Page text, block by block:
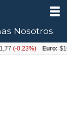
Nosotros
Euro: $1054,31